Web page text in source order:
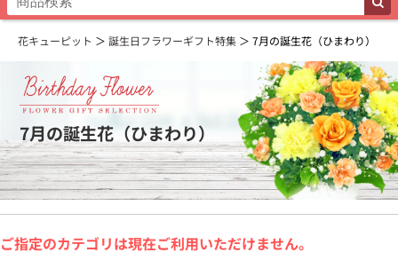
花キューピット 誕生日フラワーギフト特集 7月の誕生花（ひまわり）
7月の誕生花（ひまわり）
ご指定のカテゴリは現在ご利用いただけません。